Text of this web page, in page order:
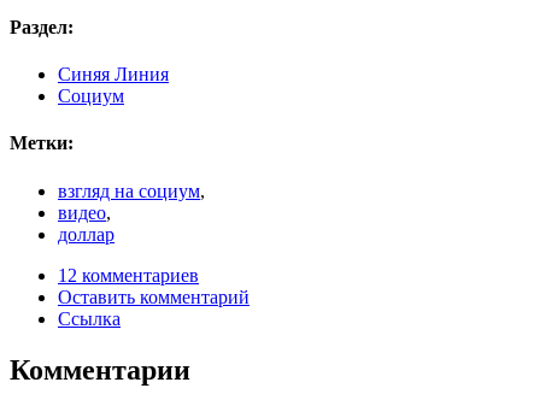
Раздел:
Синяя Линия
Социум
Метки:
взгляд на социум,
видео,
доллар
12 комментариев
Оставить комментарий
Ссылка
Комментарии